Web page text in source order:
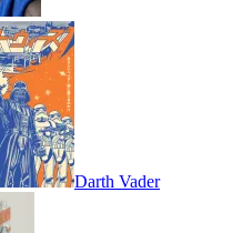
Darth Vader